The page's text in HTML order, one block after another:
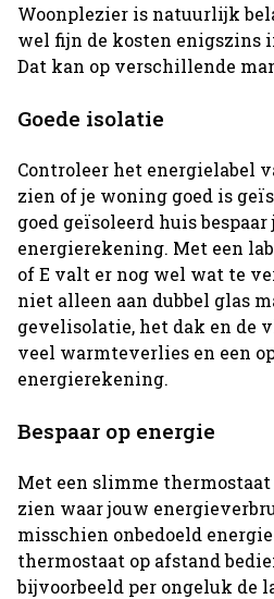
Woonplezier is natuurlijk
wel fijn de kosten enigszins
Dat kan op verschillende
Goede isolatie
Controleer het energielabel
zien of je woning goed is
goed geïsoleerd huis bespaar
energierekening. Met een
of E valt er nog wel wat te
niet alleen aan dubbel glas
gevelisolatie, het dak en de
veel warmteverlies en een
energierekening.
Bespaar op energie
Met een slimme
zien waar jouw
misschien onbedoeld
thermostaat op afstand
bijvoorbeeld per ongeluk de